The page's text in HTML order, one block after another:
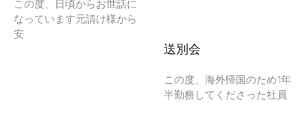
この度、日頃からお世話に
なっています元請け様から
安
送別会
この度、海外帰国のため1年
半勤務してくださった社員